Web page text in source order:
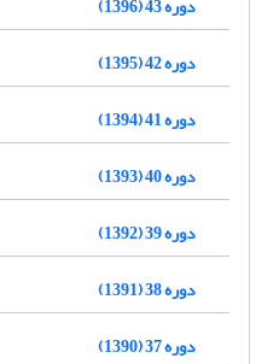
دوره 42 (1395)
دوره 41 (1394)
دوره 40 (1393)
دوره 39 (1392)
دوره 38 (1391)
دوره 37 (1390)